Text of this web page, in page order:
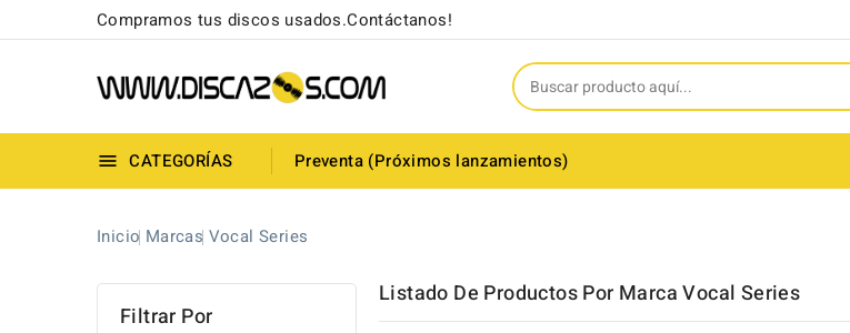
Compramos tus discos usados.Contáctanos!
 CATEGORÍAS Preventa (Próximos lanzamientos)
Inicio Marcas Vocal Series
Filtrar Por
Listado De Productos Por Marca Vocal Series